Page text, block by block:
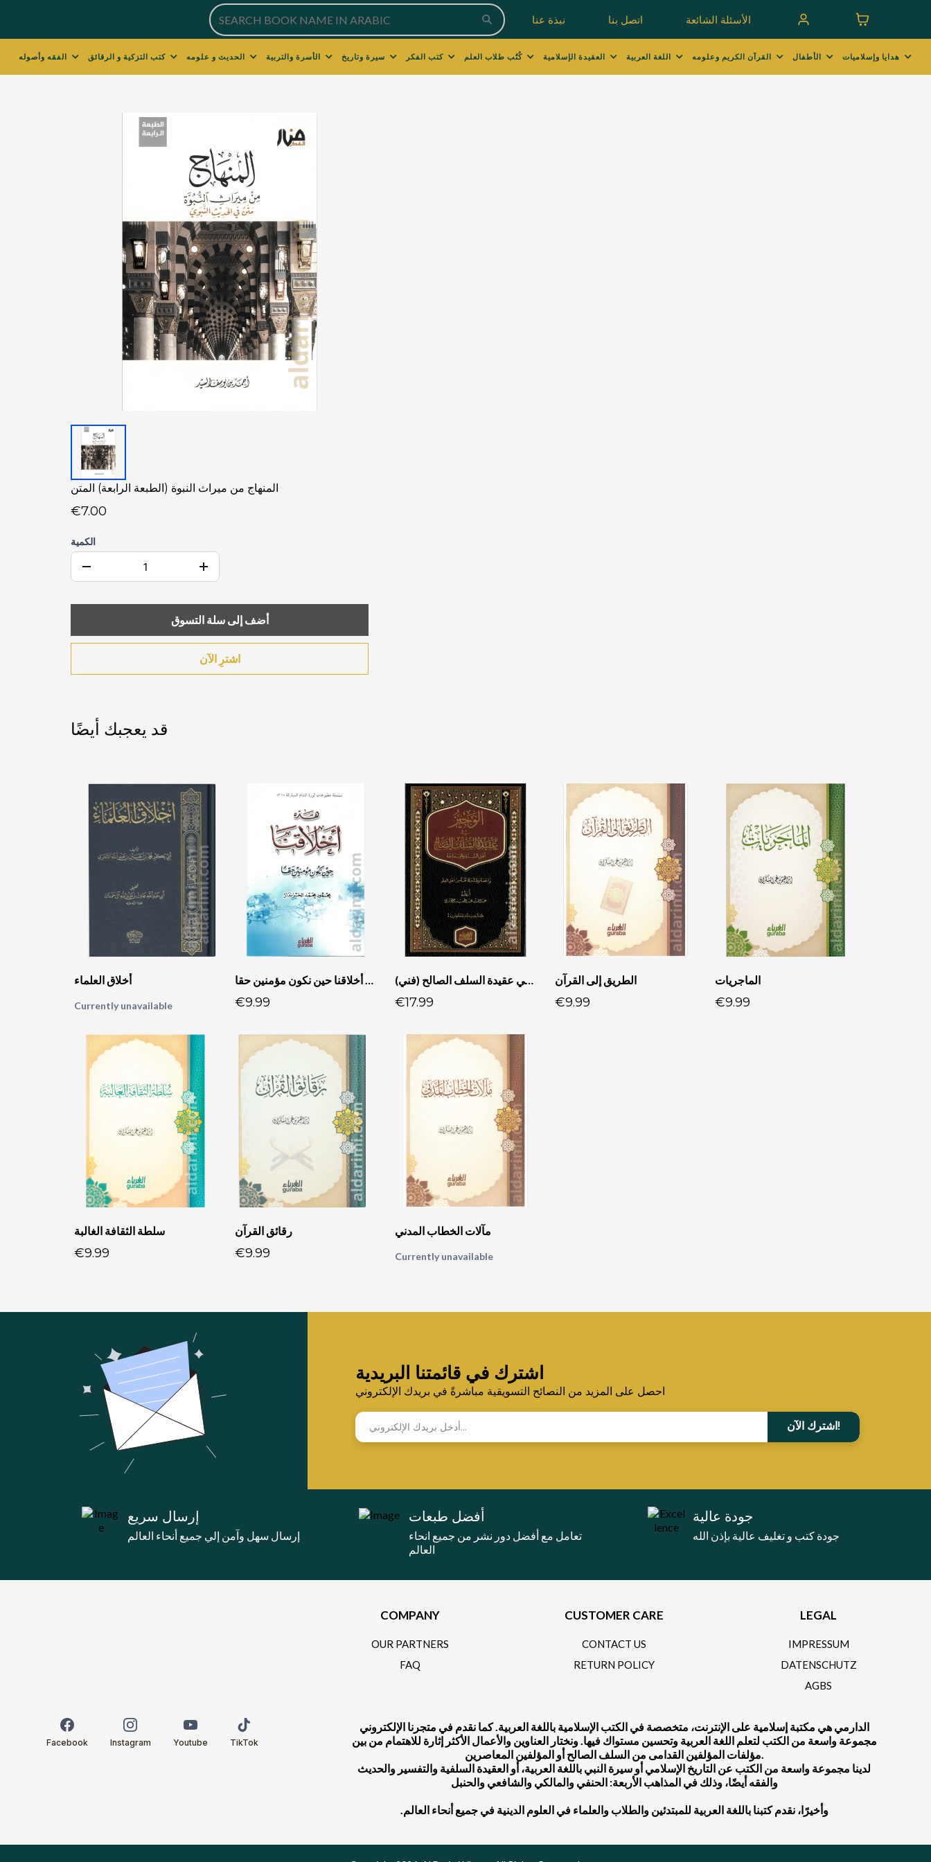
نبذة عنا اتصل بنا الأسئلة الشائعة
المنهاج من ميراث النبوة (الطبعة الرابعة) المتن
€7.00
الكمية
أضف إلى سلة التسوق
اشترِ الآن
قد يعجبك أيضًا
أخلاق العلماء
Currently unavailable
هذه أخلاقنا حين نكون مؤمنين حقا
€9.99
الوجيز في عقيدة السلف الصالح (فني)
€17.99
الطريق إلى القرآن
€9.99
الماجريات
€9.99
سلطة الثقافة الغالبة
€9.99
رقائق القرآن
€9.99
مآلات الخطاب المدني
Currently unavailable
اشترك في قائمتنا البريدية
احصل على المزيد من النصائح التسويقية مباشرةً في بريدك الإلكتروني
اشترك الآن!
إرسال سريع
إرسال سهل وآمن إلي جميع أنحاء العالم
أفضل طبعات
تعامل مع أفضل دور نشر من جميع انحاء
العالم
جودة عالية
جودة كتب و تغليف عالية بإذن الله
Facebook Instagram Youtube TikTok
COMPANY
OUR PARTNERS
FAQ
CUSTOMER CARE
CONTACT US
RETURN POLICY
LEGAL
IMPRESSUM
DATENSCHUTZ
AGBS
الدارمي هي مكتبة إسلامية على الإنترنت، متخصصة في الكتب الإسلامية باللغة العربية. كما نقدم في متجرنا الإلكتروني
مجموعة واسعة من الكتب لتعلم اللغة العربية وتحسين مستواك فيها. ونختار العناوين والأعمال الأكثر إثارة للاهتمام من بين
مؤلفات المؤلفين القدامى من السلف الصالح أو المؤلفين المعاصرين.
لدينا مجموعة واسعة من الكتب عن التاريخ الإسلامي أو سيرة النبي باللغة العربية، أو العقيدة السلفية والتفسير والحديث
والفقه أيضًا، وذلك في المذاهب الأربعة: الحنفي والمالكي والشافعي والحنبل
.وأخيرًا، نقدم كتبنا باللغة العربية للمبتدئين والطلاب والعلماء في العلوم الدينية في جميع أنحاء العالم